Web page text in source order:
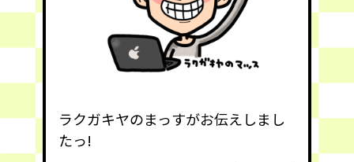
ラクガキヤのまっすがお伝えしまし
たっ!